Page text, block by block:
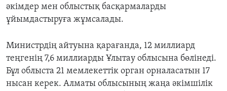
әкімдер мен облыстық басқармаларды
ұйымдастыруға жұмсалады.
Министрдің айтуына қарағанда, 12 миллиард
теңгенің 7,6 миллиарды Ұлытау облысына бөлінеді.
Бұл облыста 21 мемлекеттік орган орналасатын 17
нысан керек. Алматы облысының жаңа әкімшілік